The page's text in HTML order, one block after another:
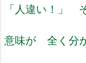
「人違い！」
意味が 全く分